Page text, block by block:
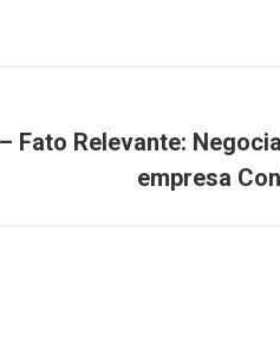
Fato Relevante:
empresa